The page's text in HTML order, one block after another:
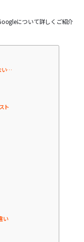
について詳しくご紹介
い…
ト
い